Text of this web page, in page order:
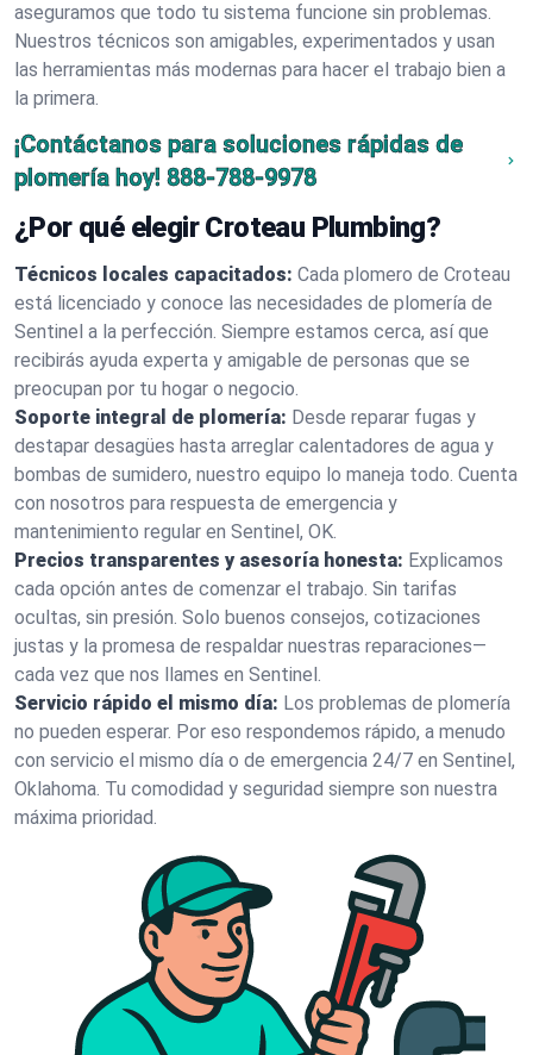
aseguramos que todo tu sistema funcione sin problemas.
Nuestros técnicos son amigables, experimentados y usan
las herramientas más modernas para hacer el trabajo bien a
la primera.
¡Contáctanos para soluciones rápidas de
plomería hoy! 888-788-9978
¿Por qué elegir Croteau Plumbing?
Técnicos locales capacitados: Cada plomero de Croteau
está licenciado y conoce las necesidades de plomería de
Sentinel a la perfección. Siempre estamos cerca, así que
recibirás ayuda experta y amigable de personas que se
preocupan por tu hogar o negocio.
Soporte integral de plomería: Desde reparar fugas y
destapar desagües hasta arreglar calentadores de agua y
bombas de sumidero, nuestro equipo lo maneja todo. Cuenta
con nosotros para respuesta de emergencia y
mantenimiento regular en Sentinel, OK.
Precios transparentes y asesoría honesta: Explicamos
cada opción antes de comenzar el trabajo. Sin tarifas
ocultas, sin presión. Solo buenos consejos, cotizaciones
justas y la promesa de respaldar nuestras reparaciones—
cada vez que nos llames en Sentinel.
Servicio rápido el mismo día: Los problemas de plomería
no pueden esperar. Por eso respondemos rápido, a menudo
con servicio el mismo día o de emergencia 24/7 en Sentinel,
Oklahoma. Tu comodidad y seguridad siempre son nuestra
máxima prioridad.